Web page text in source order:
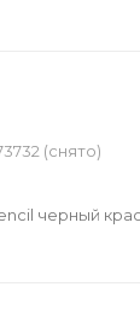
(снято)
черный